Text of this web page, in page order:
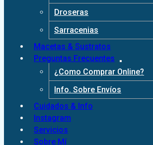
Droseras
Sarracenias
Macetas & Sustratos
Preguntas Frecuentes
¿Como Comprar Online?
Info. Sobre Envíos
Cuidados & Info
Instagram
Servicios
Sobre Mí